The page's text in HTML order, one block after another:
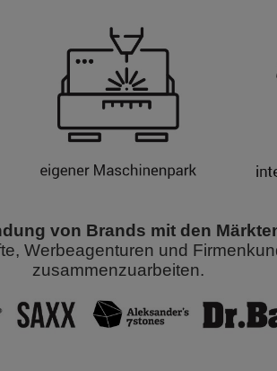
von Brands mit den
Werbeagenturen und
zusammenzuarbeiten.